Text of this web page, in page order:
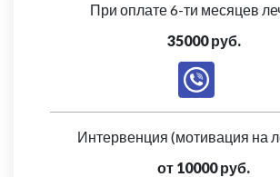
При оплате 6-ти месяцев
35000 руб.
Интервенция (мотивация на
от 10000 руб.